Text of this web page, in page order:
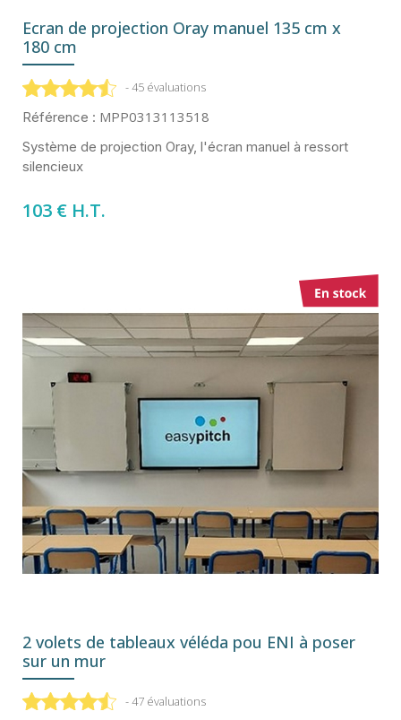
Ecran de projection Oray manuel 135 cm x
180 cm
- 45 évaluations
Référence : MPP0313113518
Système de projection Oray, l'écran manuel à ressort
silencieux
103 € H.T.
2 volets de tableaux véléda pou ENI à poser
sur un mur
- 47 évaluations